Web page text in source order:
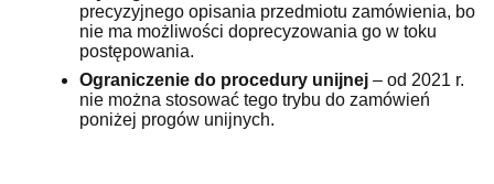
precyzyjnego opisania przedmiotu zamówienia, bo
nie ma możliwości doprecyzowania go w toku
postępowania.
Ograniczenie do procedury unijnej – od 2021 r.
nie można stosować tego trybu do zamówień
poniżej progów unijnych.